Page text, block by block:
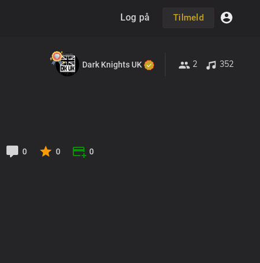
Log på Tilmeld
Dark Knights UK 2 352
0 0 0